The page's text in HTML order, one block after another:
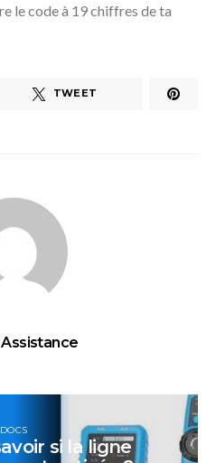
le code à 19 chiffres de ta
TWEET
DOCS
si la ligne